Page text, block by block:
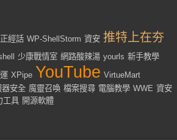
經話 WP-ShellStorm 資安 推特上在夯
少康戰情室 網路酸辣湯 yourls 新手教學
XPipe YouTube VirtueMart
器安全 魔靈召喚 檔案搜尋 電腦教學 WWE 資安
工具 開源軟體